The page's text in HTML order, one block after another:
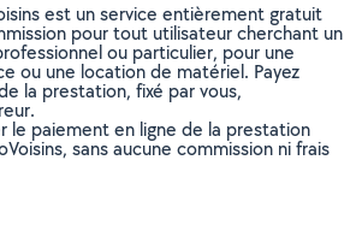
est un service entièrement gratuit
pour tout utilisateur cherchant un
ou particulier, pour une
ou une location de matériel. Payez
la prestation, fixé par vous,
le paiement en ligne de la prestation
sans aucune commission ni frais